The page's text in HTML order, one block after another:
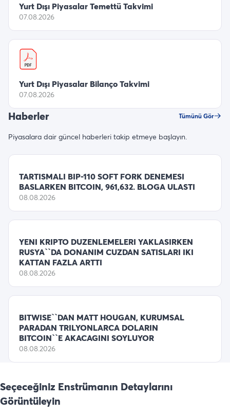
Yurt Dışı Piyasalar Temettü Takvimi
07.08.2026
Yurt Dışı Piyasalar Bilanço Takvimi
07.08.2026
Haberler Tümünü Gör
Piyasalara dair güncel haberleri takip etmeye başlayın.
TARTISMALI BIP-110 SOFT FORK DENEMESI
BASLARKEN BITCOIN, 961,632. BLOGA ULASTI
08.08.2026
YENI KRIPTO DUZENLEMELERI YAKLASIRKEN
RUSYA``DA DONANIM CUZDAN SATISLARI IKI
KATTAN FAZLA ARTTI
08.08.2026
BITWISE``DAN MATT HOUGAN, KURUMSAL
PARADAN TRILYONLARCA DOLARIN
BITCOIN``E AKACAGINI SOYLUYOR
08.08.2026
Seçeceğiniz Enstrümanın Detaylarını
Görüntüleyin